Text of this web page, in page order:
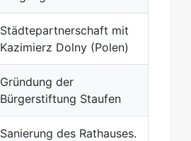
Städtepartnerschaft mit
Kazimierz Dolny (Polen)
Gründung der
Bürgerstiftung Staufen
Sanierung des Rathauses.